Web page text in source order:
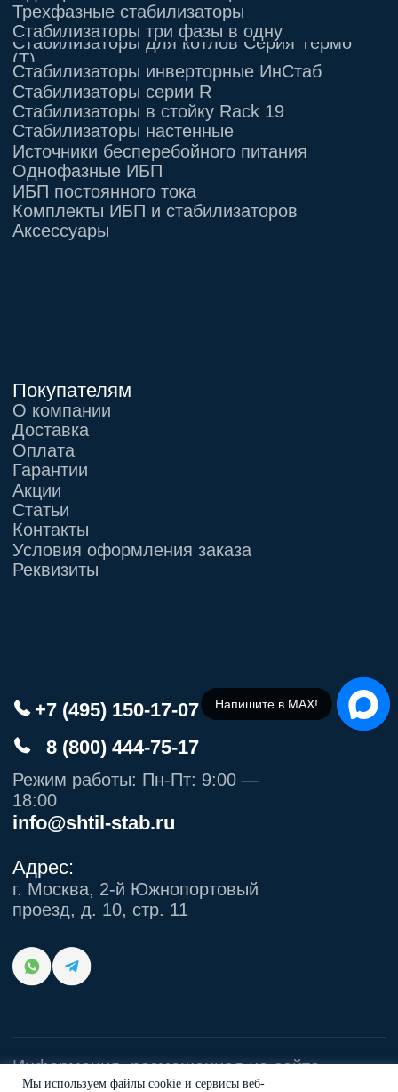
Мы используем файлы cookie и сервисы веб-
Напишите в МАХ!